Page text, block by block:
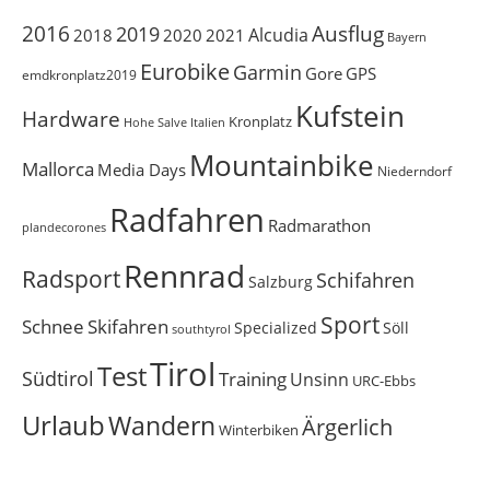
2016 2018 20192020 2021 AlcudiaAusflug Bayern
emdkronplatz2019 EurobikeGarmin Gore GPS
Hardware Hohe Salve Italien Kronplatz Kufstein
Mallorca Media Days Mountainbike Niederndorf
plandecorones Radfahren Radmarathon
RadsportRennrad Salzburg Schifahren
Schnee Skifahren southtyrol Specialized SportSöll
Südtirol TestTirol TrainingUnsinn URC-Ebbs
UrlaubWandern Winterbiken Ärgerlich